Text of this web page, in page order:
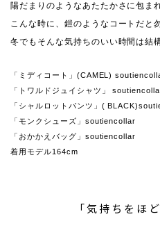
陽だまりのようなあたたかさに包ま
こんな時に、鎧のようなコートだと
冬でもそんな気持ちのいい時間は結
「ミディコート」(CAMEL)
「トワルドジュイシャツ」
「シャルロットパンツ」(
「モンクシューズ」soutiencollar
「おかかえバッグ」soutiencollar
着用モデル164cm
「気持ちをほ